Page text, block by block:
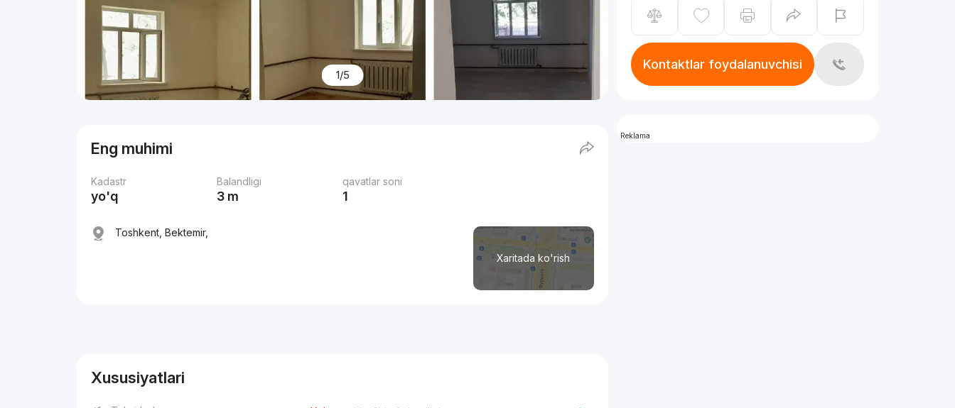
1/5
Eng muhimi
Kadastr
yo'q
Balandligi
3 m
qavatlar soni
1
Xaritada ko'rish
Toshkent, Bektemir,
Xususiyatlari
Kontaktlar foydalanuvchisi
Reklama